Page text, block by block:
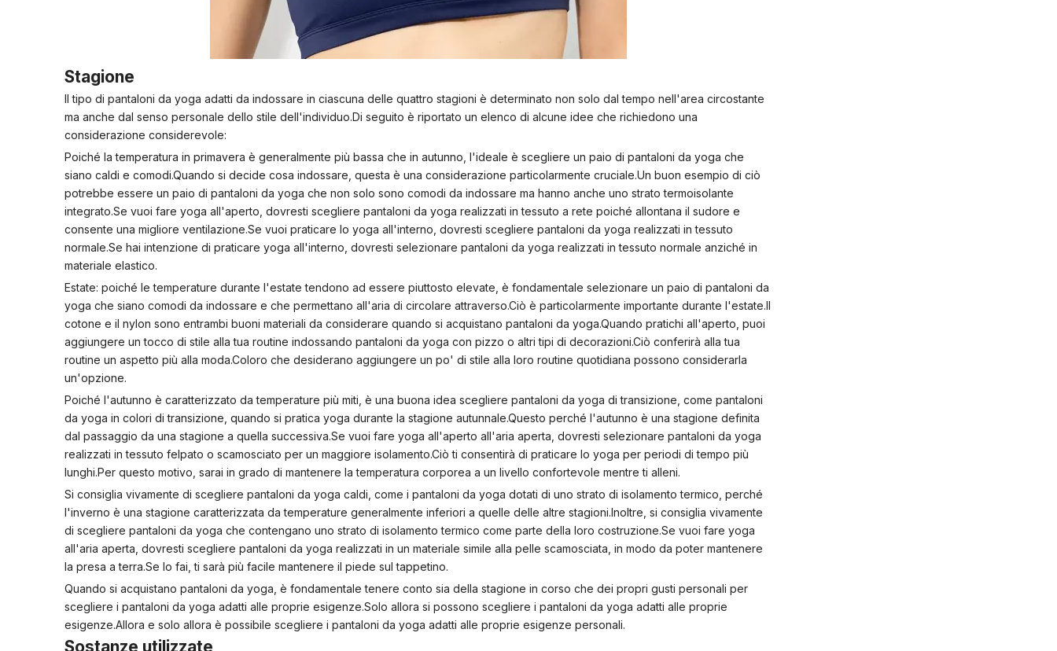
Stagione
Il tipo di pantaloni da yoga adatti da indossare in ciascuna delle quattro stagioni è determinato non solo dal tempo nell'area circostante
ma anche dal senso personale dello stile dell'individuo.Di seguito è riportato un elenco di alcune idee che richiedono una
considerazione considerevole:
Poiché la temperatura in primavera è generalmente più bassa che in autunno, l'ideale è scegliere un paio di pantaloni da yoga che
siano caldi e comodi.Quando si decide cosa indossare, questa è una considerazione particolarmente cruciale.Un buon esempio di ciò
potrebbe essere un paio di pantaloni da yoga che non solo sono comodi da indossare ma hanno anche uno strato termoisolante
integrato.Se vuoi fare yoga all'aperto, dovresti scegliere pantaloni da yoga realizzati in tessuto a rete poiché allontana il sudore e
consente una migliore ventilazione.Se vuoi praticare lo yoga all'interno, dovresti scegliere pantaloni da yoga realizzati in tessuto
normale.Se hai intenzione di praticare yoga all'interno, dovresti selezionare pantaloni da yoga realizzati in tessuto normale anziché in
materiale elastico.
Estate: poiché le temperature durante l'estate tendono ad essere piuttosto elevate, è fondamentale selezionare un paio di pantaloni da
yoga che siano comodi da indossare e che permettano all'aria di circolare attraverso.Ciò è particolarmente importante durante l'estate.Il
cotone e il nylon sono entrambi buoni materiali da considerare quando si acquistano pantaloni da yoga.Quando pratichi all'aperto, puoi
aggiungere un tocco di stile alla tua routine indossando pantaloni da yoga con pizzo o altri tipi di decorazioni.Ciò conferirà alla tua
routine un aspetto più alla moda.Coloro che desiderano aggiungere un po' di stile alla loro routine quotidiana possono considerarla
un'opzione.
Poiché l'autunno è caratterizzato da temperature più miti, è una buona idea scegliere pantaloni da yoga di transizione, come pantaloni
da yoga in colori di transizione, quando si pratica yoga durante la stagione autunnale.Questo perché l'autunno è una stagione definita
dal passaggio da una stagione a quella successiva.Se vuoi fare yoga all'aperto all'aria aperta, dovresti selezionare pantaloni da yoga
realizzati in tessuto felpato o scamosciato per un maggiore isolamento.Ciò ti consentirà di praticare lo yoga per periodi di tempo più
lunghi.Per questo motivo, sarai in grado di mantenere la temperatura corporea a un livello confortevole mentre ti alleni.
Si consiglia vivamente di scegliere pantaloni da yoga caldi, come i pantaloni da yoga dotati di uno strato di isolamento termico, perché
l'inverno è una stagione caratterizzata da temperature generalmente inferiori a quelle delle altre stagioni.Inoltre, si consiglia vivamente
di scegliere pantaloni da yoga che contengano uno strato di isolamento termico come parte della loro costruzione.Se vuoi fare yoga
all'aria aperta, dovresti scegliere pantaloni da yoga realizzati in un materiale simile alla pelle scamosciata, in modo da poter mantenere
la presa a terra.Se lo fai, ti sarà più facile mantenere il piede sul tappetino.
Quando si acquistano pantaloni da yoga, è fondamentale tenere conto sia della stagione in corso che dei propri gusti personali per
scegliere i pantaloni da yoga adatti alle proprie esigenze.Solo allora si possono scegliere i pantaloni da yoga adatti alle proprie
esigenze.Allora e solo allora è possibile scegliere i pantaloni da yoga adatti alle proprie esigenze personali.
Sostanze utilizzate